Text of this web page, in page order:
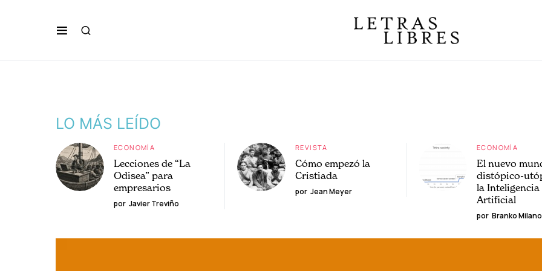
LO MÁS LEÍDO
ECONOMÍA
Lecciones de “La
Odisea” para
empresarios
por Javier Treviño
REVISTA
Cómo empezó la
Cristiada
por Jean Meyer
ECONOMÍA
El nuevo
distópico-
la Inteligencia
Artificial
por Branko